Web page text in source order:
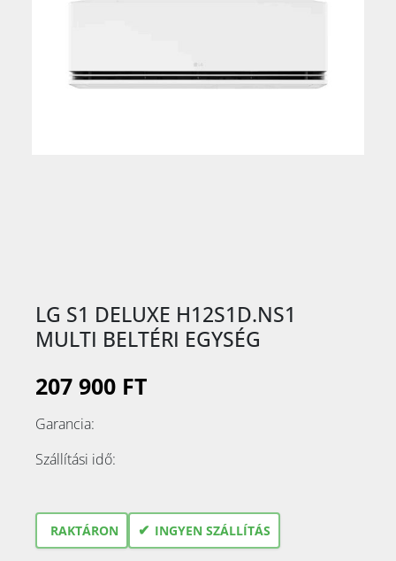
LG S1 DELUXE H12S1D.NS1
MULTI BELTÉRI EGYSÉG
207 900 FT
Garancia:
Szállítási idő:
RAKTÁRON ✔ INGYEN SZÁLLÍTÁS